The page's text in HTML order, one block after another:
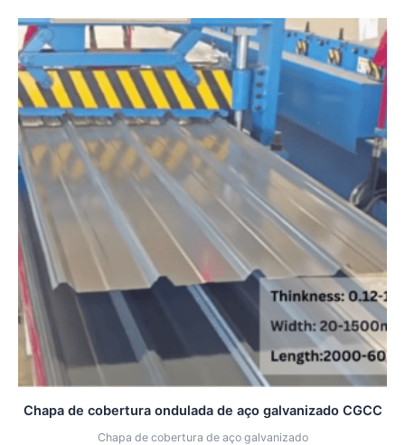
Chapa de cobertura ondulada de aço galvanizado CGCC
Chapa de cobertura de aço galvanizado